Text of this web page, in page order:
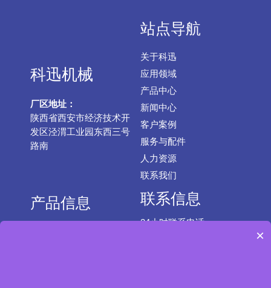
科迅机械
厂区地址：
陕西省西安市经济技术开
发区泾渭工业园东西三号
路南
站点导航
关于科迅
应用领域
产品中心
新闻中心
客户案例
服务与配件
人力资源
联系我们
产品信息 联系信息
24小时联系电话
×